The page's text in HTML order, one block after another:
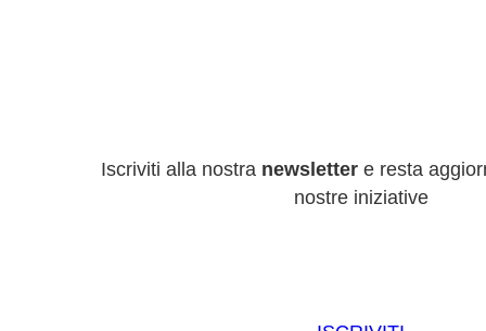
Iscriviti alla nostra newslettere resta
nostre iniziative